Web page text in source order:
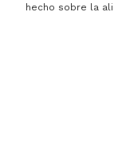
hecho sobre la